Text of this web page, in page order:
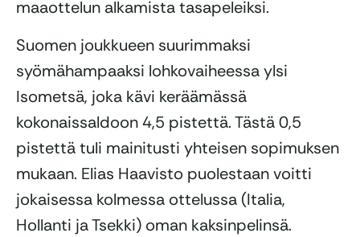
maaottelun alkamista tasapeleiksi.
Suomen joukkueen suurimmaksi
syömähampaaksi lohkovaiheessa ylsi
Isometsä, joka kävi keräämässä
kokonaissaldoon 4,5 pistettä. Tästä 0,5
pistettä tuli mainitusti yhteisen sopimuksen
mukaan. Elias Haavisto puolestaan voitti
jokaisessa kolmessa ottelussa (Italia,
Hollanti ja Tsekki) oman kaksinpelinsä.